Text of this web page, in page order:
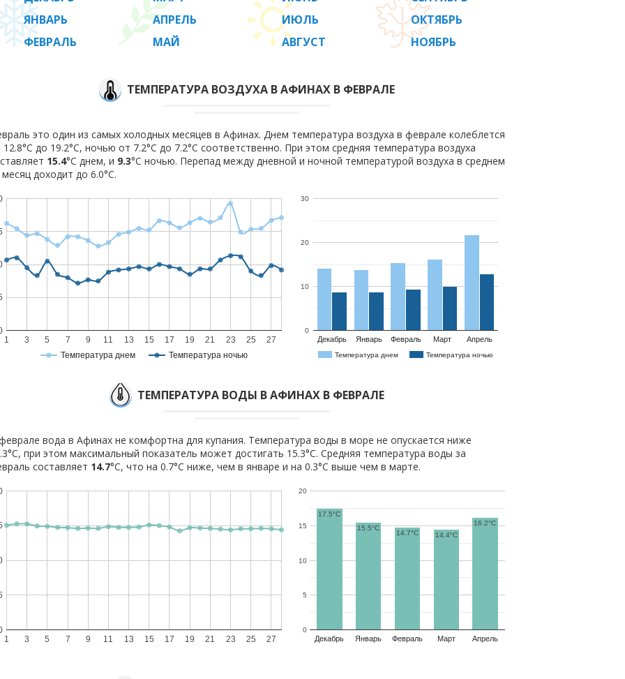
ЯНВАРЬ
ФЕВРАЛЬ
АПРЕЛЬ
МАЙ
ИЮЛЬ
АВГУСТ
ОКТЯБРЬ
НОЯБРЬ
ТЕМПЕРАТУРА ВОЗДУХА В АФИНАХ В ФЕВРАЛЕ
это один из самых холодных месяцев в Афинах. Днем температура воздуха в феврале колеблется
12.8°C до 19.2°C, ночью от 7.2°C до 7.2°C соответственно. При этом средняя температура воздуха
15.4°C днем, и 9.3°C ночью. Перепад между дневной и ночной температурой воздуха в среднем
месяц доходит до 6.0°С.
Температура днем Температура ночью
1 3 5 7 9 11 13 15 17 19 21 23 25 27
Температура днем Температура ночью
Декабрь Январь Февраль Март Апрель
0
10
20
30
ТЕМПЕРАТУРА ВОДЫ В АФИНАХ В ФЕВРАЛЕ
вода в Афинах не комфортна для купания. Температура воды в море не опускается ниже
при этом максимальный показатель может достигать 15.3°C. Средняя температура воды за
составляет 14.7°C, что на 0.7°C ниже, чем в январе и на 0.3°C выше чем в марте.
1 3 5 7 9 11 13 15 17 19 21 23 25 27 Декабрь Январь Февраль Март Апрель
0
5
10
15
20
17.5°C
15.5°C
14.7°C 14.4°C
16.2°C